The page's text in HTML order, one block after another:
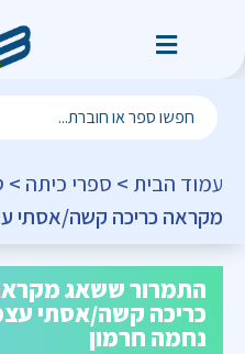
עמוד הבית > ספרי כיתה >
מקראה כריכה קשה/אסתי
התמרור ששאג
כריכה קשה/אסתי
נחמה חרמון